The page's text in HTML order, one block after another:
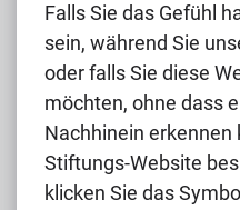
Falls Sie das Gefühl
sein, während Sie
oder falls Sie diese
möchten, ohne dass
Nachhinein erkennen
Stiftungs-Website
klicken Sie das